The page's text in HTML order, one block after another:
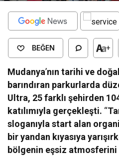
BEĞEN +
Mudanya’nın tarihi ve
barındıran parkurlarda
Ultra, 25 farklı şehirden
katılımıyla gerçekleşti. “
sloganıyla start alan
bir yandan kıyasıya
bölgenin eşsiz